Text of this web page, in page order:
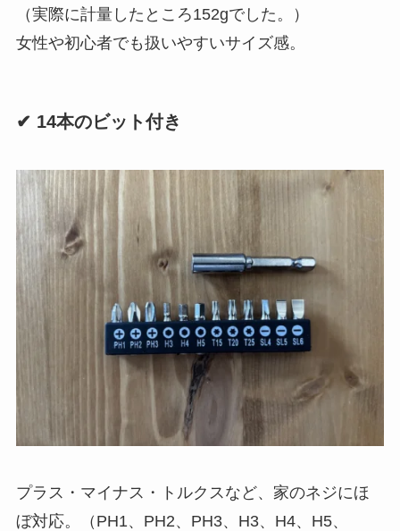
（実際に計量したところ152gでした。）
女性や初心者でも扱いやすいサイズ感。
✔ 14本のビット付き
プラス・マイナス・トルクスなど、家のネジにほ
ぼ対応。（PH1、PH2、PH3、H3、H4、H5、